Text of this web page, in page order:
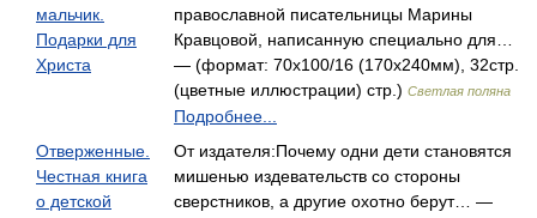
мальчик.
Подарки для
Христа
православной писательницы Марины
Кравцовой, написанную специально для…
— (формат: 70x100/16 (170x240мм), 32стр.
(цветные иллюстрации) стр.) Светлая поляна
Подробнее...
Отверженные.
Честная книга
о детской
От издателя:Почему одни дети становятся
мишенью издевательств со стороны
сверстников, а другие охотно берут… —